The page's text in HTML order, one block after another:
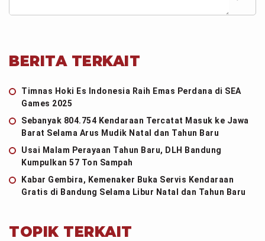
BERITA TERKAIT
Timnas Hoki Es Indonesia Raih Emas Perdana di SEA
Games 2025
Sebanyak 804.754 Kendaraan Tercatat Masuk ke Jawa
Barat Selama Arus Mudik Natal dan Tahun Baru
Usai Malam Perayaan Tahun Baru, DLH Bandung
Kumpulkan 57 Ton Sampah
Kabar Gembira, Kemenaker Buka Servis Kendaraan
Gratis di Bandung Selama Libur Natal dan Tahun Baru
TOPIK TERKAIT